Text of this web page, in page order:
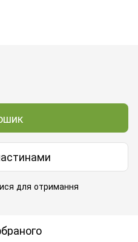
для отримання